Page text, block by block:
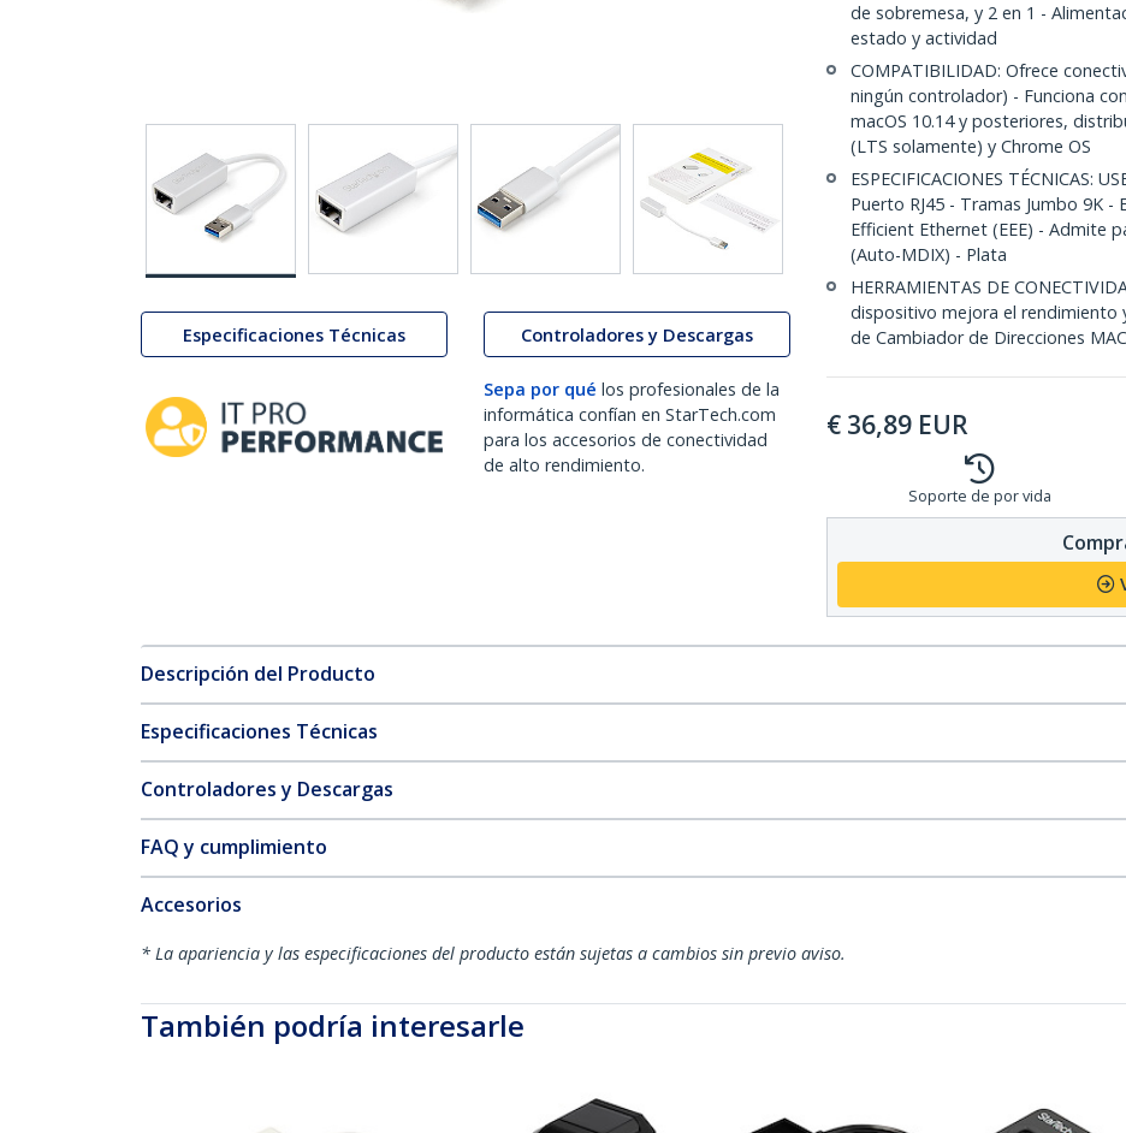
Especificaciones Técnicas Controladores y Descargas
Sepa por qué los profesionales de la
informática confían en StarTech.com
para los accesorios de conectividad
de alto rendimiento.
de sobremesa, y 2 en 1 -
estado y actividad
COMPATIBILIDAD: Ofrece
ningún controlador) - Funciona
macOS 10.14 y posteriores,
(LTS solamente) y Chrome OS
ESPECIFICACIONES TÉCNICAS:
Puerto RJ45 - Tramas Jumbo 9K
Efficient Ethernet (EEE) - Admite
(Auto-MDIX) - Plata
HERRAMIENTAS DE
dispositivo mejora el rendimiento
de Cambiador de Direcciones
€ 36,89 EUR
Soporte de por vida
Descripción del Producto
Especificaciones Técnicas
Controladores y Descargas
FAQ y cumplimiento
Accesorios
* La apariencia y las especificaciones del producto están sujetas a cambios sin previo aviso.
También podría interesarle